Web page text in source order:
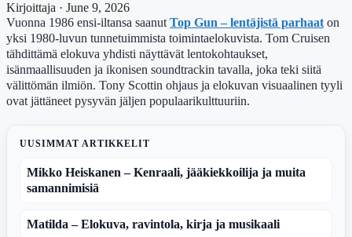
Kirjoittaja · June 9, 2026
Vuonna 1986 ensi-iltansa saanutTop Gun – lentäjistä parhaaton
yksi 1980-luvun tunnetuimmista toimintaelokuvista. Tom Cruisen
tähdittämä elokuva yhdisti näyttävät lentokohtaukset,
isänmaallisuuden ja ikonisen soundtrackin tavalla, joka teki siitä
välittömän ilmiön. Tony Scottin ohjaus ja elokuvan visuaalinen tyyli
ovat jättäneet pysyvän jäljen populaarikulttuuriin.
UUSIMMAT ARTIKKELIT
Mikko Heiskanen – Kenraali, jääkiekkoilija ja muita
samannimisiä
Matilda – Elokuva, ravintola, kirja ja musikaali